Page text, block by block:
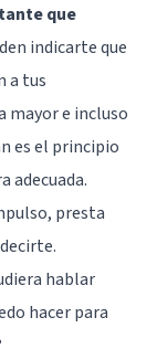
que
indicarte que
a tus
mayor e incluso
es el principio
adecuada.
presta
hablar
hacer para